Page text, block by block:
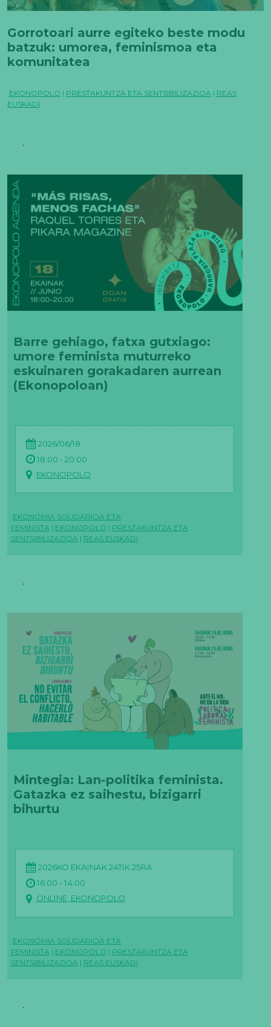
Gorrotoari aurre egiteko beste modu
batzuk: umorea, feminismoa eta
komunitatea
EKONOPOLO | PRESTAKUNTZA ETA SENTSIBILIZAZIOA | REAS
EUSKADI
Barre gehiago, fatxa gutxiago:
umore feminista muturreko
eskuinaren gorakadaren aurrean
(Ekonopoloan)
2026/06/18
18:00 - 20:00
EKONOPOLO
EKONOMIA SOLIDARIOA ETA
FEMINISTA | EKONOPOLO | PRESTAKUNTZA ETA
SENTSIBILIZAZIOA | REAS EUSKADI
Mintegia: Lan-politika feminista.
Gatazka ez saihestu, bizigarri
bihurtu
2026KO EKAINAK 24TIK 25RA
16:00 - 14:00
ONLINE, EKONOPOLO
EKONOMIA SOLIDARIOA ETA
FEMINISTA | EKONOPOLO | PRESTAKUNTZA ETA
SENTSIBILIZAZIOA | REAS EUSKADI